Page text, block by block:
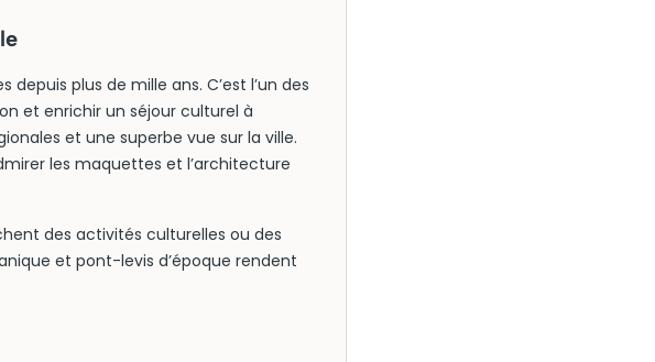
plus de mille ans. C’est l’un des
et enrichir un séjour culturel à
et une superbe vue sur la ville.
les maquettes et l’architecture
des activités culturelles ou des
et pont-levis d’époque rendent